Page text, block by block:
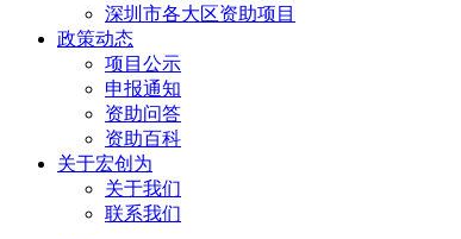
深圳市各大区资助项目
政策动态
项目公示
申报通知
资助问答
资助百科
关于宏创为
关于我们
联系我们